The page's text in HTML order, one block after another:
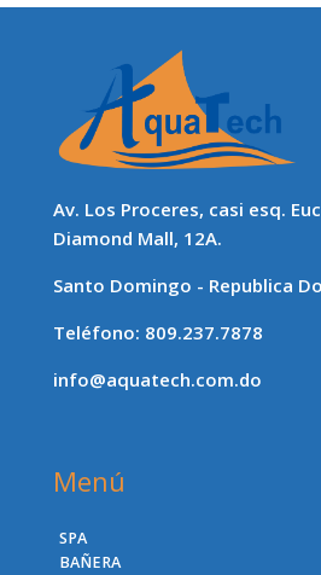
Av. Los Proceres, casi esq.
Diamond Mall, 12A.
Santo Domingo - Republica
Teléfono: 809.237.7878
info@aquatech.com.do
Menú
SPA
BAÑERA